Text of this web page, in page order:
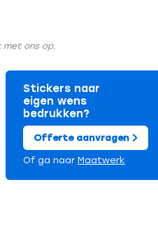
met ons op.
Stickers naar
eigen wens
bedrukken?
Offerte aanvragen
Of ga naar Maatwerk